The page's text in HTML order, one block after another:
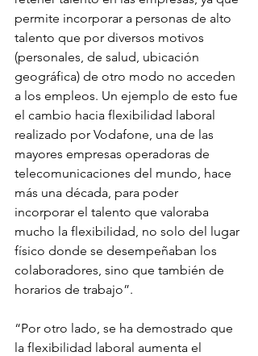
permite incorporar a personas de alto
talento que por diversos motivos
(personales, de salud, ubicación
geográfica) de otro modo no acceden
a los empleos. Un ejemplo de esto fue
el cambio hacia flexibilidad laboral
realizado por Vodafone, una de las
mayores empresas operadoras de
telecomunicaciones del mundo, hace
más una década, para poder
incorporar el talento que valoraba
mucho la flexibilidad, no solo del lugar
físico donde se desempeñaban los
colaboradores, sino que también de
horarios de trabajo”.
“Por otro lado, se ha demostrado que
la flexibilidad laboral aumenta el